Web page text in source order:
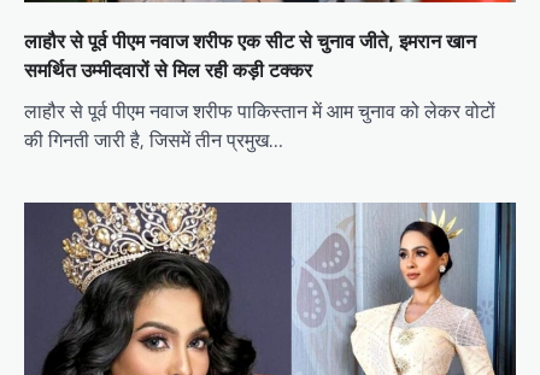
लाहौर से पूर्व पीएम नवाज शरीफ एक सीट से चुनाव जीते, इमरान खान
समर्थित उम्मीदवारों से मिल रही कड़ी टक्कर
लाहौर से पूर्व पीएम नवाज शरीफ पाकिस्तान में आम चुनाव को लेकर वोटों
की गिनती जारी है, जिसमें तीन प्रमुख…